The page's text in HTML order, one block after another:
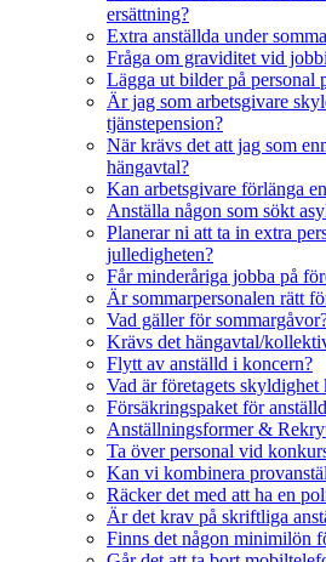
ersättning?
Extra anställda under
Fråga om graviditet vid
Lägga ut bilder på personal
Är jag som arbetsgivare
tjänstepension?
När krävs det att jag som
hängavtal?
Kan arbetsgivare förlänga
Anställa någon som sökt
Planerar ni att ta in extra
julledigheten?
Får minderåriga jobba på
Är sommarpersonalen rätt
Vad gäller för
Krävs det hängavtal/
Flytt av anställd i koncern?
Vad är företagets skyldighet
Försäkringspaket för
Anställningsformer &
Ta över personal vid
Kan vi kombinera
Räcker det med att ha en
Är det krav på skriftliga
Finns det någon minimilön